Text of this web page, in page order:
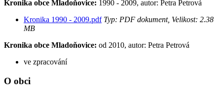
Kronika obce Mladoňovice: 1990 - 2009, autor: Petra Petrová
Kronika 1990 - 2009.pdfTyp: PDF dokument, Velikost: 2.38
MB
Kronika obce Mladoňovice: od 2010, autor: Petra Petrová
ve zpracování
O obci